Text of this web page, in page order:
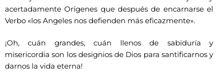
acertadamente Orígenes que después de encarnarse el
Verbo «los Angeles nos defienden más eficazmente».
¡Oh, cuán grandes, cuán llenos de sabiduría y
misericordia son los designios de Dios para santificarnos y
darnos la vida eterna!